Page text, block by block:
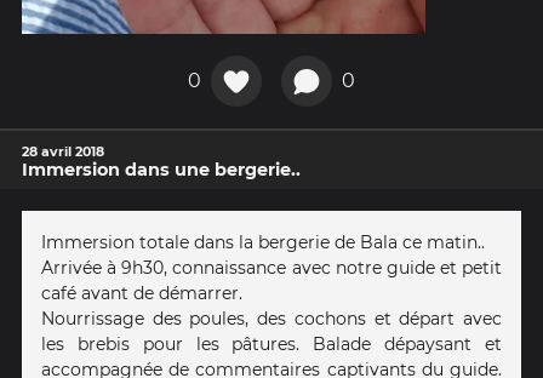
0 0
28 avril 2018
Immersion dans une bergerie..
Immersion totale dans la bergerie de Bala ce matin..
Arrivée à 9h30, connaissance avec notre guide et petit
café avant de démarrer.
Nourrissage des poules, des cochons et départ avec
les brebis pour les pâtures. Balade dépaysant et
accompagnée de commentaires captivants du guide.